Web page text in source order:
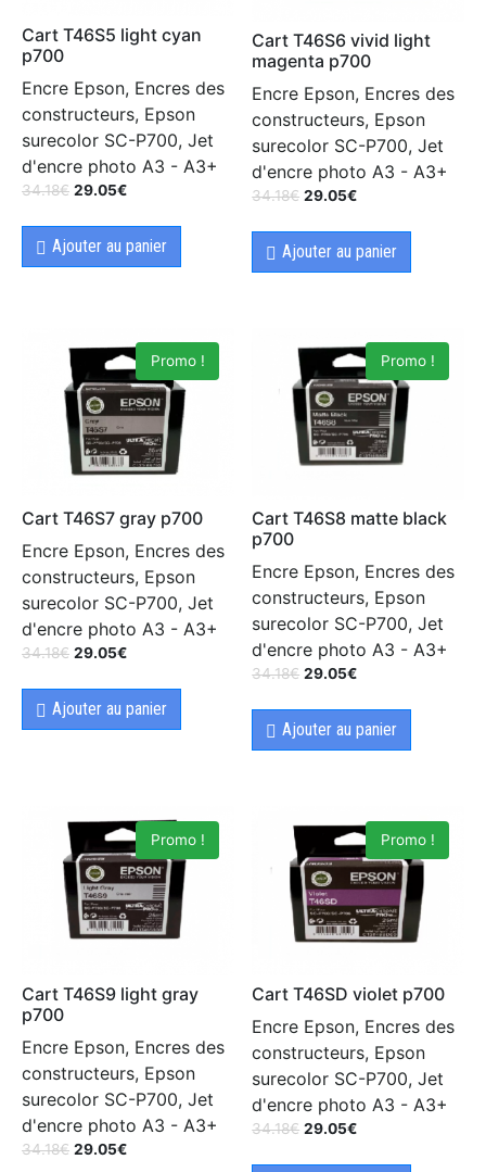
Cart T46S5 light cyan
p700
Encre Epson, Encres des
constructeurs, Epson
surecolor SC-P700, Jet
d'encre photo A3 - A3+
34.18€ 29.05€
Ajouter au panier
Cart T46S6 vivid light
magenta p700
Encre Epson, Encres des
constructeurs, Epson
surecolor SC-P700, Jet
d'encre photo A3 - A3+
34.18€ 29.05€
Ajouter au panier
Promo !
Cart T46S7 gray p700
Encre Epson, Encres des
constructeurs, Epson
surecolor SC-P700, Jet
d'encre photo A3 - A3+
34.18€ 29.05€
Ajouter au panier
Promo !
Cart T46S8 matte black
p700
Encre Epson, Encres des
constructeurs, Epson
surecolor SC-P700, Jet
d'encre photo A3 - A3+
34.18€ 29.05€
Ajouter au panier
Promo !
Cart T46S9 light gray
p700
Encre Epson, Encres des
constructeurs, Epson
surecolor SC-P700, Jet
d'encre photo A3 - A3+
34.18€ 29.05€
Promo !
Cart T46SD violet p700
Encre Epson, Encres des
constructeurs, Epson
surecolor SC-P700, Jet
d'encre photo A3 - A3+
34.18€ 29.05€